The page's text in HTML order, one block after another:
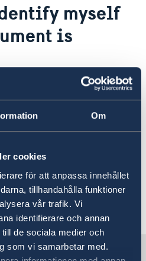
Om
cookies
för att anpassa innehållet
tillhandahålla funktioner
vår trafik. Vi
identifierare och annan
de sociala medier och
som vi samarbetar med.
and national-ID-card
"Schwedenhaus"
myself
is
photo ID, you can fill
at the embassy
can verify who you are.
be able to present an
Police Agency
2.13 PM